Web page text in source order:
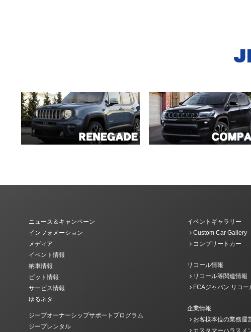
ニュース＆キャンペーン
インフォメーション
メディア
イベント情報
納車情報
ピット情報
サービス情報
ゆるネタ
ジープオーナーシップサポートプログラム
ジープレンタル
イベントギャラリー
Custom Car Gallery
コンプリートカー
リコール情報
リコール等関連情報
FCAジャパン リコ
企業情報
お客様本位の業務運
カスタマーハラスメ